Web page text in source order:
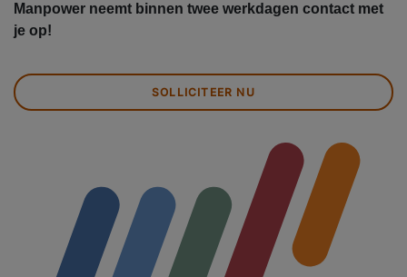
Manpower neemt binnen twee werkdagen contact met
je op!
SOLLICITEER NU